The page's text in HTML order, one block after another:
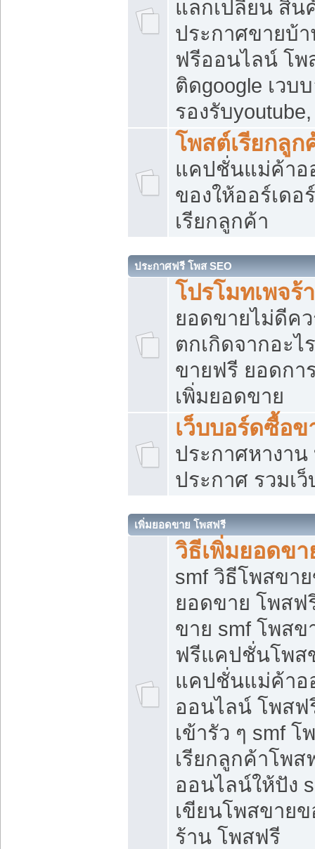
แลกเปลี่ยน สิน
ประกาศขายบ้
ฟรีออนไลน์ โพ
ติดgoogle เวบ
รองรับ
โพสต์เรียกลูก
แคปชั่นแม่ค้าอ
ของให้ออร์เดอ
เรียกลูกค้า
ประกาศฟรี โพส SEO
โปรโมทเพจร้
ยอดขายไม่ดีค
ตกเกิดจากอะไ
ขายฟรี ยอดกา
เพิ่มยอดขาย
เว็บบอร์ดซื้อข
ประกาศหางาน
ประกาศ รวมเ
เพิ่มยอดขาย โพสฟรี
วิธีเพิ่มยอดข
smf วิธีโพสขา
ยอดขาย โพสฟ
ขาย smf โพส
ฟรีแคปชั่นโพส
แคปชั่นแม่ค้า
ออนไลน์ โพสฟ
เข้ารัว ๆ smf
เรียกลูกค้าโพส
ออนไลน์ให้ปัง
เขียนโพสขาย
ร้าน โพสฟรี